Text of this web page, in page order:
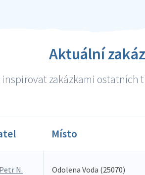
Aktuální
inspirovat zakázkami ostatních
Místo
Petr N. Odolena Voda (25070)